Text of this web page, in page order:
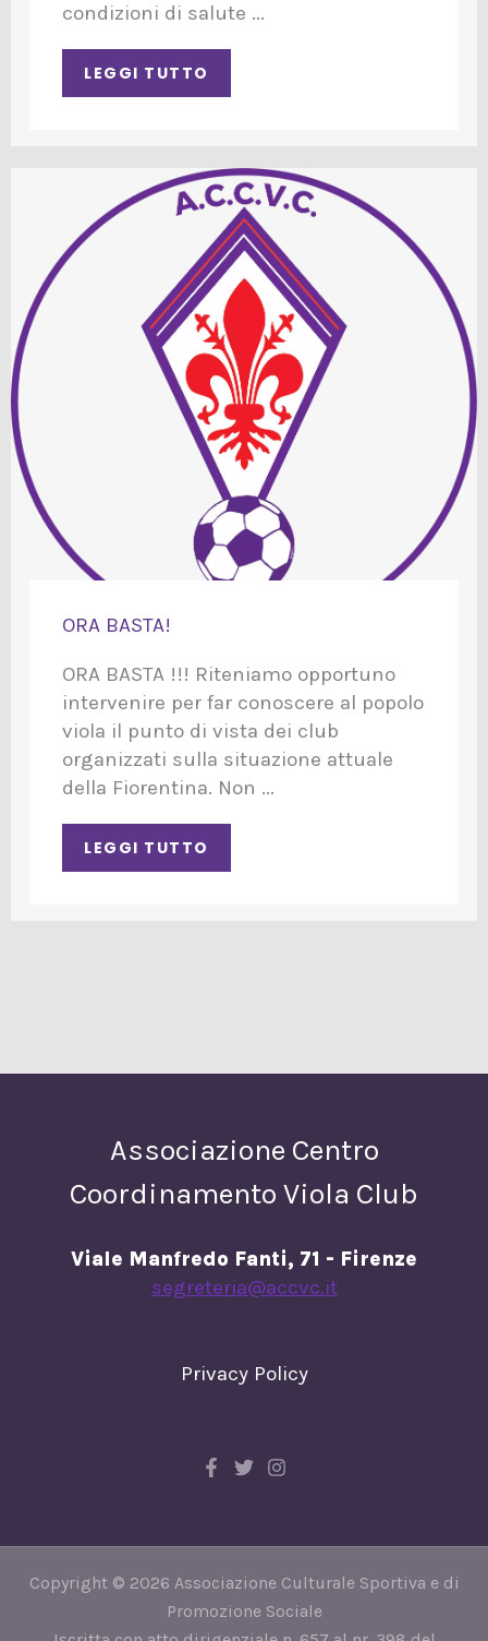
condizioni di salute ...
LEGGI TUTTO
ORA BASTA!
ORA BASTA !!! Riteniamo opportuno
intervenire per far conoscere al popolo
viola il punto di vista dei club
organizzati sulla situazione attuale
della Fiorentina. Non ...
LEGGI TUTTO
Associazione Centro
Coordinamento Viola Club
Viale Manfredo Fanti, 71 - Firenze
segreteria@accvc.it
Privacy Policy
Copyright © 2026 Associazione Culturale Sportiva e di
Promozione Sociale